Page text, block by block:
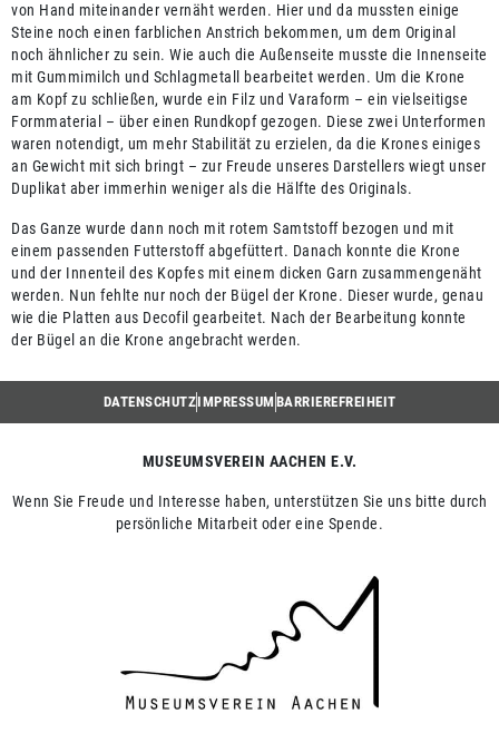
von Hand miteinander vernäht werden. Hier und da mussten einige
Steine noch einen farblichen Anstrich bekommen, um dem Original
noch ähnlicher zu sein. Wie auch die Außenseite musste die Innenseite
mit Gummimilch und Schlagmetall bearbeitet werden. Um die Krone
am Kopf zu schließen, wurde ein Filz und Varaform – ein vielseitigse
Formmaterial – über einen Rundkopf gezogen. Diese zwei Unterformen
waren notendigt, um mehr Stabilität zu erzielen, da die Krones einiges
an Gewicht mit sich bringt – zur Freude unseres Darstellers wiegt unser
Duplikat aber immerhin weniger als die Hälfte des Originals.
Das Ganze wurde dann noch mit rotem Samtstoff bezogen und mit
einem passenden Futterstoff abgefüttert. Danach konnte die Krone
und der Innenteil des Kopfes mit einem dicken Garn zusammengenäht
werden. Nun fehlte nur noch der Bügel der Krone. Dieser wurde, genau
wie die Platten aus Decofil gearbeitet. Nach der Bearbeitung konnte
der Bügel an die Krone angebracht werden.
DATENSCHUTZIMPRESSUM BARRIEREFREIHEIT
MUSEUMSVEREIN AACHEN E.V.
Wenn Sie Freude und Interesse haben, unterstützen Sie uns bitte durch
persönliche Mitarbeit oder eine Spende.